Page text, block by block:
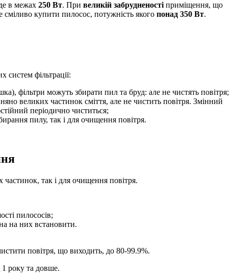
в межах 250 Вт. При великій забрудненостіприміщення, що
купити пилосос, потужність якого понад 350 Вт.
фільтрації:
фільтри можуть збирати пил та бруд: але не чистять повітря;
великих частинок сміття, але не чистить повітря. Змінний
періодично чиститься;
пилу, так і для очищення повітря.
частинок, так і для очищення повітря.
пилососів;
на них встановити.
повітря, що виходить, до 80-99.9%.
1 року та довше.